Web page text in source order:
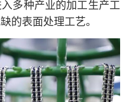
多种产业的加工生产工
的表面处理工艺。